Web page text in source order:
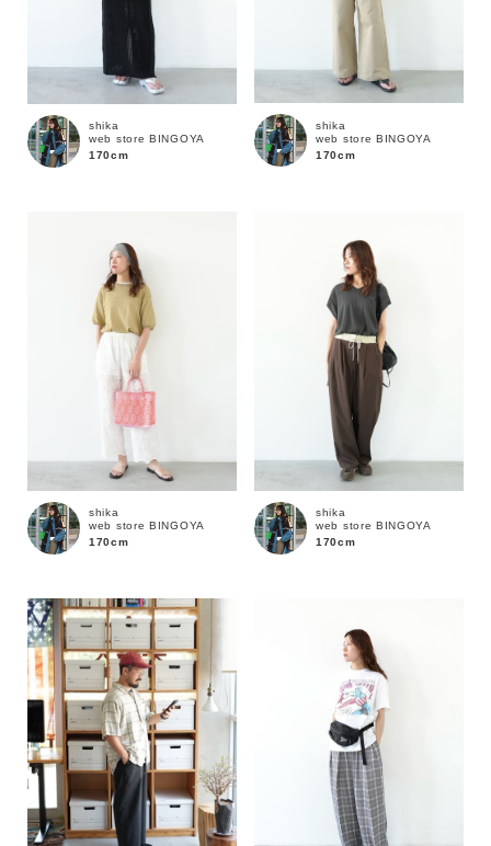
カラー
価格
商品タイプ
通常商品 予約商品
セール価格 WEB限定
shika
web store BINGOYA
170cm
shika
web store BINGOYA
170cm
shika
web store BINGOYA
170cm
shika
web store BINGOYA
170cm